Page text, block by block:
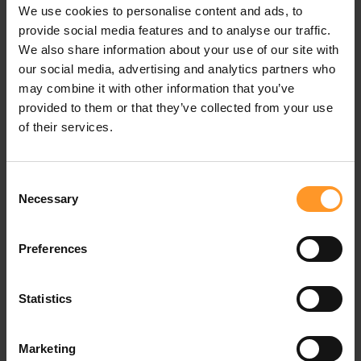
We use cookies to personalise content and ads, to
provide social media features and to analyse our traffic.
We also share information about your use of our site with
our social media, advertising and analytics partners who
may combine it with other information that you’ve
provided to them or that they’ve collected from your use
of their services.
Selection
Necessary
Preferences
Statistics
Marketing
techniques a ensuite permis de vérifier les volumes de
production d’énergies annoncés.
Ces volumes étant obtenus à partir de simulations
obtenues à partir de différents paramètres tels que
l’orientation, l’ombrages, la base de données météo
employée, … Il s’agit de s’assurer de la bonne prise en
celle annoncée, implique de compenser en achetant plus
d’énergie que prévu sur le réseau et dégrade le volume
Sur ce projet, les sites concernés étant complexes et les
(architecture énergie spécifique, état des toitures).